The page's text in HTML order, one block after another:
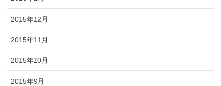
2015年12月
2015年11月
2015年10月
2015年9月